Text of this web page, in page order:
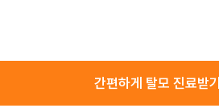
간편하게 탈모 진료받기